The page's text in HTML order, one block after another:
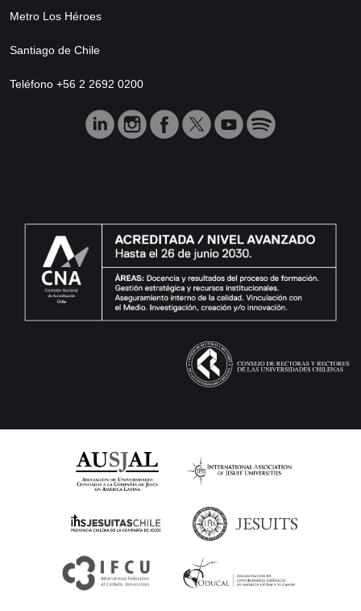
Metro Los Héroes
Santiago de Chile
Teléfono +56 2 2692 0200